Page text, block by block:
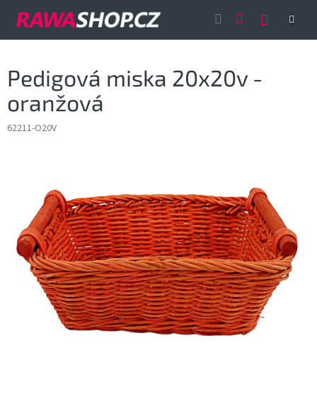
Pedigová miska 20x20v -
oranžová
62211-O20V